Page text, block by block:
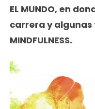
EL MUNDO, en
carrera y algunas
MINDFULNESS.